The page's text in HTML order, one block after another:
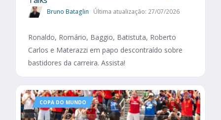
Bruno Bataglin Última atualização: 27/07/2026
Ronaldo, Romário, Baggio, Batistuta, Roberto
Carlos e Materazzi em papo descontraído sobre
bastidores da carreira. Assista!
COPA DO MUNDO